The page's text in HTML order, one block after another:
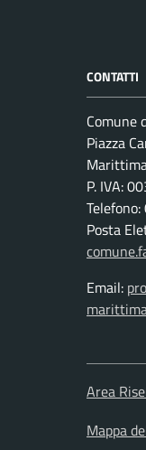
CONTATTI
Comune
Piazza
P. IVA:
Posta
Email:
Area
Mappa